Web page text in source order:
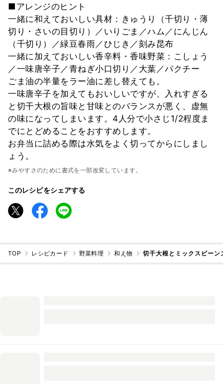
■アレンジのヒント
一緒に和えておいしい具材：きゅうり（千切り・薄
切り・さいの目切り）／いりごま／ハム／にんじん
（千切り）／緑豆春雨／ひじき／刻み昆布
一緒に加えておいしい香辛料・香味野菜：こしょう
／一味唐辛子／青ねぎ小口切り／大葉／パクチー
ごま油の半量をラー油に差し替えても。
一味唐辛子を加えてもおいしいですが、入れすぎる
と切干大根の旨味と甘味とのバランスが悪く、虚無
の味になってしまいます。4人分で小さじ1/2程度ま
でにとどめることをおすすめします。
お弁当に詰める際は水気をよく切ってからにしまし
ょう。
※みやすさのために書式を一部改変しています。
このレシピをシェアする
TOP レシピカード 野菜料理 和え物 切干大根とミックスビー